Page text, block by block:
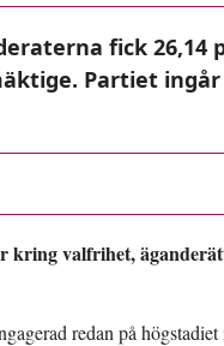
fick 26,14
Partiet ingår
valfrihet,
redan på